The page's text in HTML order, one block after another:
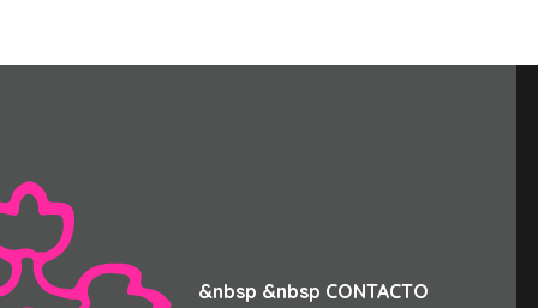
&nbsp &nbsp CONTACTO